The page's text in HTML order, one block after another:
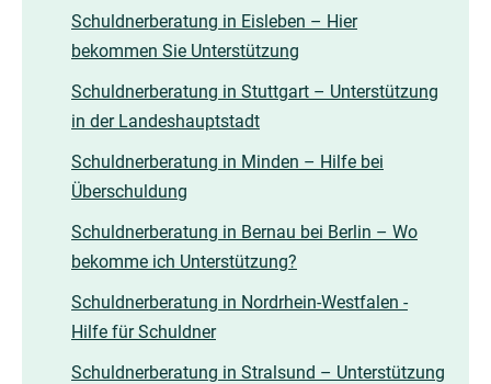
Schuldnerberatung in Eisleben – Hier
bekommen Sie Unterstützung
Schuldnerberatung in Stuttgart – Unterstützung
in der Landeshauptstadt
Schuldnerberatung in Minden – Hilfe bei
Überschuldung
Schuldnerberatung in Bernau bei Berlin – Wo
bekomme ich Unterstützung?
Schuldnerberatung in Nordrhein-Westfalen -
Hilfe für Schuldner
Schuldnerberatung in Stralsund – Unterstützung